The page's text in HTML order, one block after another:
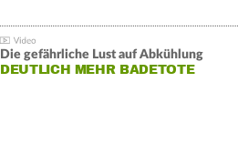
Die gefährliche Lust auf Abkühlung
DEUTLICH MEHR BADETOTE